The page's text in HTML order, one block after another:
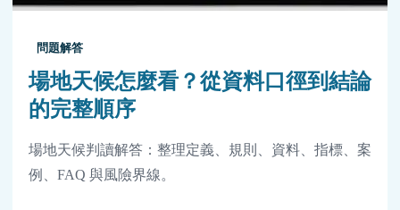
問題解答
場地天候怎麼看？從資料口徑到結論
的完整順序
場地天候判讀解答：整理定義、規則、資料、指標、案
例、FAQ 與風險界線。